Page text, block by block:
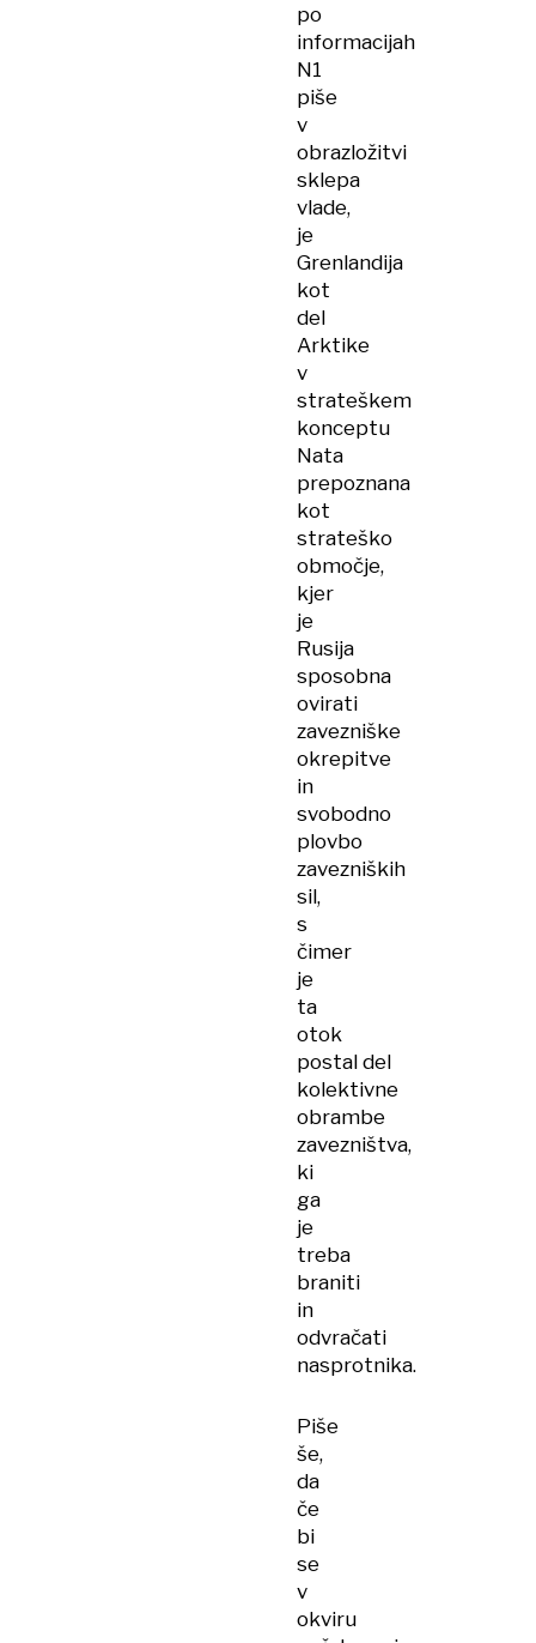
po
informacijah
N1
piše
v
obrazložitvi
sklepa
vlade,
je
Grenlandija
kot
del
Arktike
v
strateškem
konceptu
Nata
prepoznana
kot
strateško
območje,
kjer
je
Rusija
sposobna
ovirati
zavezniške
okrepitve
in
svobodno
plovbo
zavezniških
sil,
s
čimer
je
ta
otok
postal del
kolektivne
obrambe
zavezništva,
ki
ga
je
treba
braniti
in
odvračati
nasprotnika.
Piše
še,
da
če
bi
se
v
okviru